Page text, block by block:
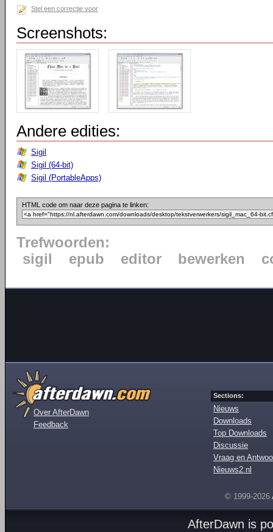
Stel een correctie voor
Screenshots:
Andere edities:
Sigil
Sigil (64-bit)
Sigil (PortableApps)
HTML code om naar deze pagina te linken:
Trefwoorden:
sigil
epub editor bewerken
Over AfterDawn
Feedback
Sections:
Nieuws
Downloads
Top Downloads
Discussie
Vraag en
Nieuws2.nl
© 1999-2026
AfterDawn is